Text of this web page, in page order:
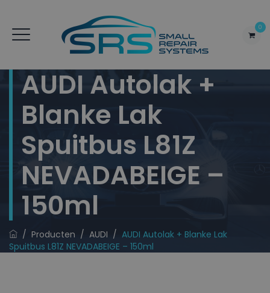
0
AUDI Autolak +
Blanke Lak
Spuitbus L81Z
NEVADABEIGE –
150ml
/ Producten / AUDI / AUDI Autolak + Blanke Lak
Spuitbus L81Z NEVADABEIGE – 150ml